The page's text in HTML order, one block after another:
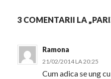
3 COMENTARII LA
Ramona
21/02/2014 LA 20:25
Cum adica se ung